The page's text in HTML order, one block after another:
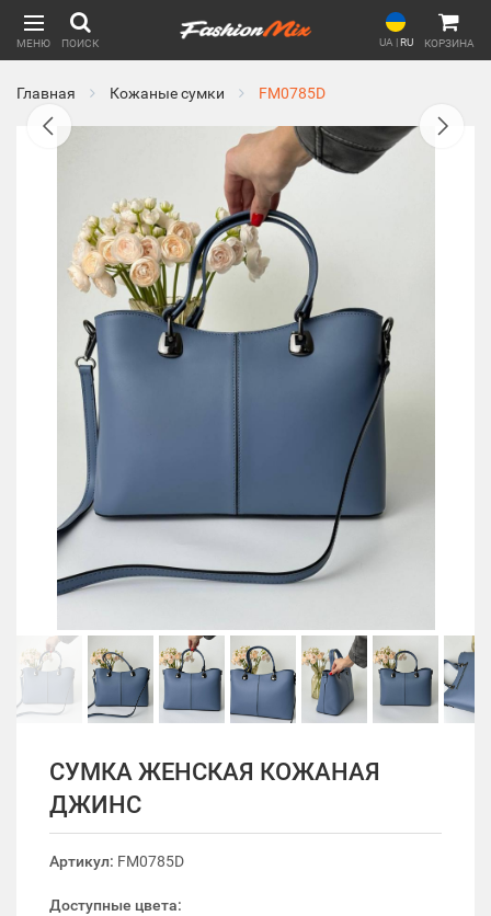
МЕНЮ ПОИСК UA |RU КОРЗИНА
Главная Кожаные сумки FM0785D
СУМКА ЖЕНСКАЯ КОЖАНАЯ
ДЖИНС
Артикул: FM0785D
Доступные цвета: